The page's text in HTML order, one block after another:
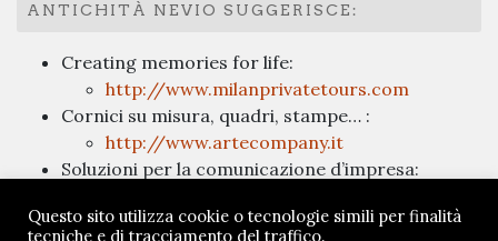
ANTICHITÀ NEVIO SUGGERISCE:
Creating memories for life:
http://www.milanprivatetours.com
Cornici su misura, quadri, stampe… :
http://www.artecompany.it
Soluzioni per la comunicazione d’impresa:
Dott. Anna Mambrin, restauratrice di dipinti su
Questo sito utilizza cookie o tecnologie simili per finalità
tecniche e di tracciamento del traffico.